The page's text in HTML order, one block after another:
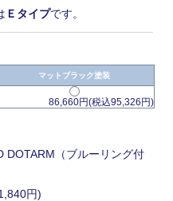
Ｅタイプです。
マットブラック塗装
86,660円(税込95,326円)
DOTARM（ブルーリング付
円)